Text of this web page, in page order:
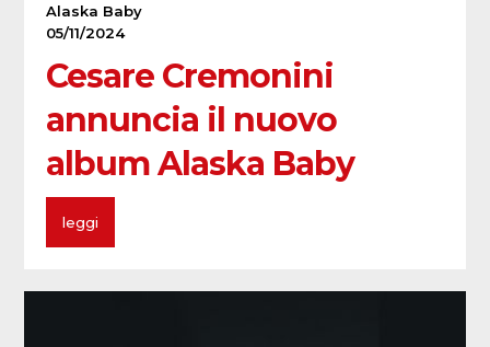
Alaska Baby
05/11/2024
Cesare Cremonini
annuncia il nuovo
album Alaska Baby
leggi